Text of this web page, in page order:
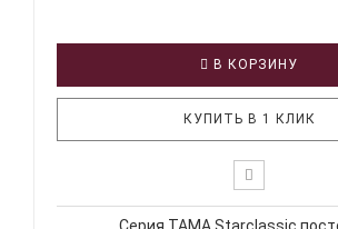
В КОРЗИНУ
КУПИТЬ В 1 КЛИК
Серия TAMA Starclassic